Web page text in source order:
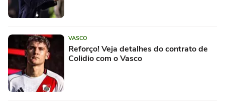
VASCO
Reforço! Veja detalhes do contrato de
Colidio com o Vasco